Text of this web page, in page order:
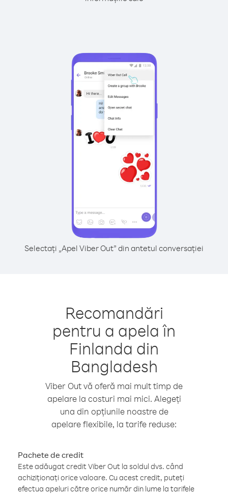
Selectați „Apel Viber Out” din antetul conversației
Recomandări
pentru a apela în
Finlanda din
Bangladesh
Viber Out vă oferă mai mult timp de
apelare la costuri mai mici. Alegeți
una din opțiunile noastre de
apelare flexibile, la tarife reduse:
Pachete de credit
Este adăugat credit Viber Out la soldul dvs. când
achiziționați orice valoare. Cu acest credit, puteți
efectua apeluri către orice număr din lume la tarifele